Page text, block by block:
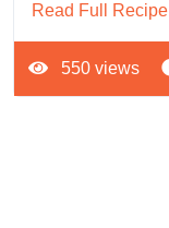
Read Full Recipe
550 views